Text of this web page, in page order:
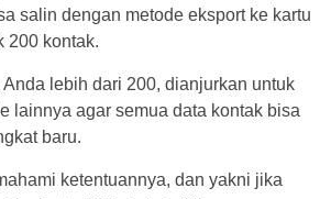
salin dengan metode eksport ke kartu
200 kontak.
lebih dari 200, dianjurkan untuk
lainnya agar semua data kontak bisa
baru.
ketentuannya, dan yakni jika